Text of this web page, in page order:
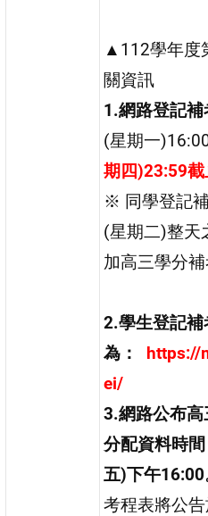
▲112學年度
關資訊
1.網路登記補
(星期一
期四)23:59截
※ 同學登記
(星期二)整天
加高三學分
2.學生登記
為：
https://
ei/
3.網路公布
分配資料時
五)下午16:00
考程表將公